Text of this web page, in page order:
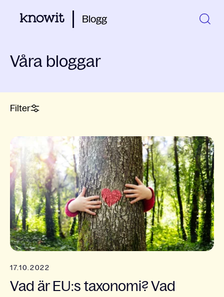
Blogg
Våra bloggar
Filter
17.10.2022
Vad är EU:s taxonomi? Vad